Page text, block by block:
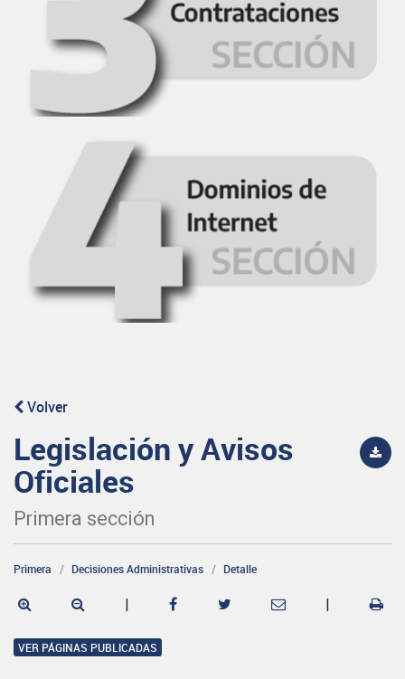
Volver
Legislación y Avisos
Oficiales
Primera sección
Primera Decisiones Administrativas Detalle
| |
VER PÁGINAS PUBLICADAS